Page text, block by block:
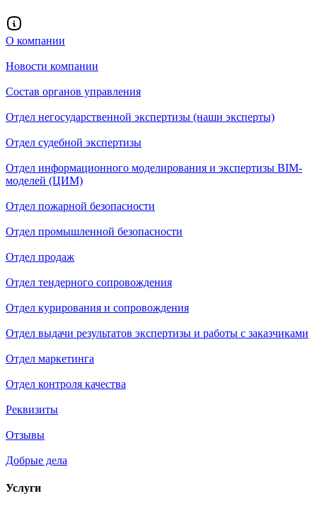
О компании
Новости компании
Состав органов управления
Отдел негосударственной экспертизы (наши эксперты)
Отдел судебной экспертизы
Отдел информационного моделирования и экспертизы BIM-
моделей (ЦИМ)
Отдел пожарной безопасности
Отдел промышленной безопасности
Отдел продаж
Отдел тендерного сопровождения
Отдел курирования и сопровождения
Отдел выдачи результатов экспертизы и работы с заказчиками
Отдел маркетинга
Отдел контроля качества
Реквизиты
Отзывы
Добрые дела
Услуги